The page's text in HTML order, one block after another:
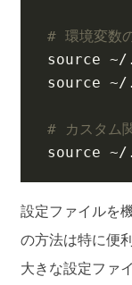
# 環境変数
source
source
# カスタム
source ~/
設定ファイルを
の方法は特に便
大きな設定ファ